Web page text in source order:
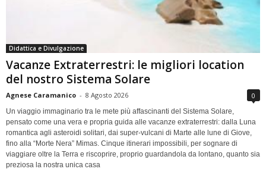
Didattica e Divulgazione
Vacanze Extraterrestri: le migliori location
del nostro Sistema Solare
Agnese Caramanico - 8 Agosto 2026 0
Un viaggio immaginario tra le mete più affascinanti del Sistema Solare,
pensato come una vera e propria guida alle vacanze extraterrestri: dalla Luna
romantica agli asteroidi solitari, dai super-vulcani di Marte alle lune di Giove,
fino alla “Morte Nera” Mimas. Cinque itinerari impossibili, per sognare di
viaggiare oltre la Terra e riscoprire, proprio guardandola da lontano, quanto sia
preziosa la nostra unica casa